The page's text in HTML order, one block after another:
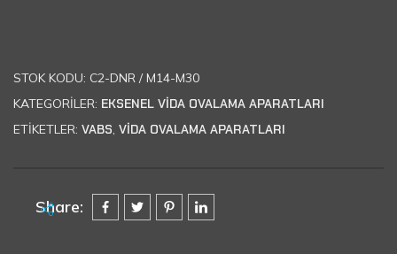
STOK KODU: C2-DNR / M14-M30
KATEGORILER: EKSENEL VİDA OVALAMA APARATLARI
ETIKETLER: VABS VIDA OVALAMA APARATLARI
Share: